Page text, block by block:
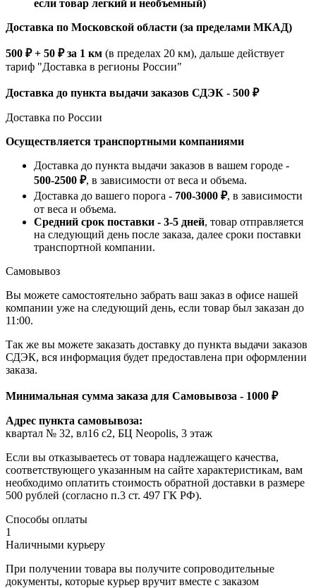
если товар легкий и необъемный)
Доставка по Московской области (за пределами МКАД)
500 ₽ + 50 ₽ за 1 км (в пределах 20 км), дальше действует
тариф "Доставка в регионы России"
Доставка до пункта выдачи заказов СДЭК - 500 ₽
Доставка по России
Осуществляется транспортными компаниями
Доставка до пункта выдачи заказов в вашем городе -
500-2500 ₽, в зависимости от веса и объема.
Доставка до вашего порога - 700-3000 ₽, в зависимости
от веса и объема.
Средний срок поставки - 3-5 дней, товар отправляется
на следующий день после заказа, далее сроки поставки
транспортной компании.
Самовывоз
Вы можете самостоятельно забрать ваш заказ в офисе нашей
компании уже на следующий день, если товар был заказан до
11:00.
Так же вы можете заказать доставку до пункта выдачи заказов
СДЭК, вся информация будет предоставлена при оформлении
заказа.
Минимальная сумма заказа для Самовывоза - 1000 ₽
Адрес пункта самовывоза:
квартал № 32, вл16 с2, БЦ Neopolis, 3 этаж
Если вы отказываетесь от товара надлежащего качества,
соответствующего указанным на сайте характеристикам, вам
необходимо оплатить стоимость обратной доставки в размере
500 рублей (согласно п.3 ст. 497 ГК РФ).
Способы оплаты
1
Наличными курьеру
При получении товара вы получите сопроводительные
документы, которые курьер вручит вместе с заказом